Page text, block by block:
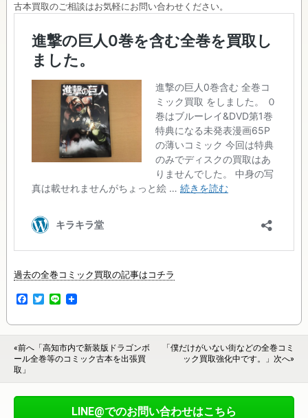
古本買取のご相談はお気軽にお問い合わせください。
過去の全巻コミック買取の記事はコチラ
F
e
o
o
T
t
t
e
r
L
e
«前へ「高知市内で新装版ドラゴンボ
ール全巻等のコミック古本を出張買
取」
「僕だけがいない街などの全巻コミ
ック買取強化中です。」次へ»
LINE@でのお問い合わせはこちら